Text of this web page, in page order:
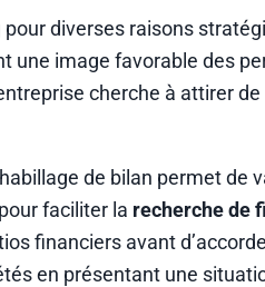
diverses raisons
une image favorable des
cherche à attirer
de bilan permet de
faciliter la recherche de
financiers avant
en présentant une